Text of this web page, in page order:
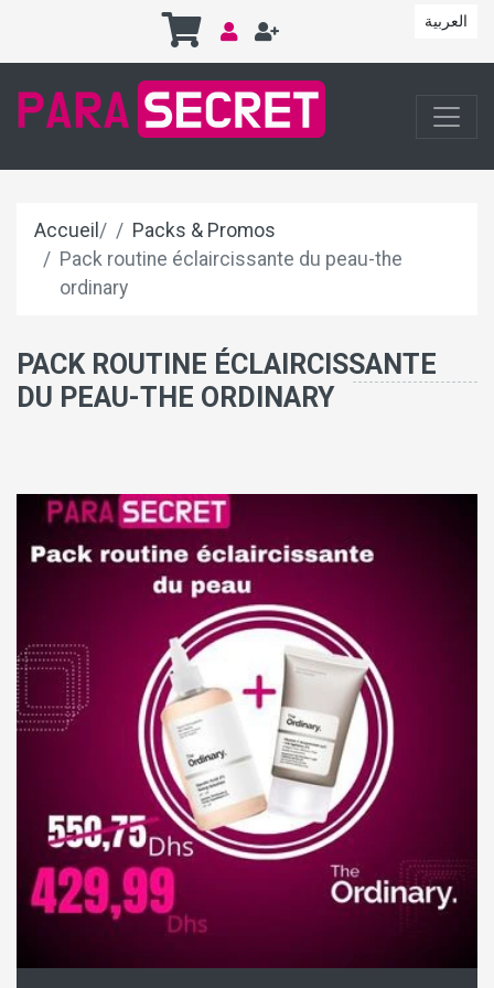
العربية
Accueil /
Packs & Promos
Pack routine éclaircissante du peau-the
ordinary
PACK ROUTINE ÉCLAIRCISSANTE
DU PEAU-THE ORDINARY